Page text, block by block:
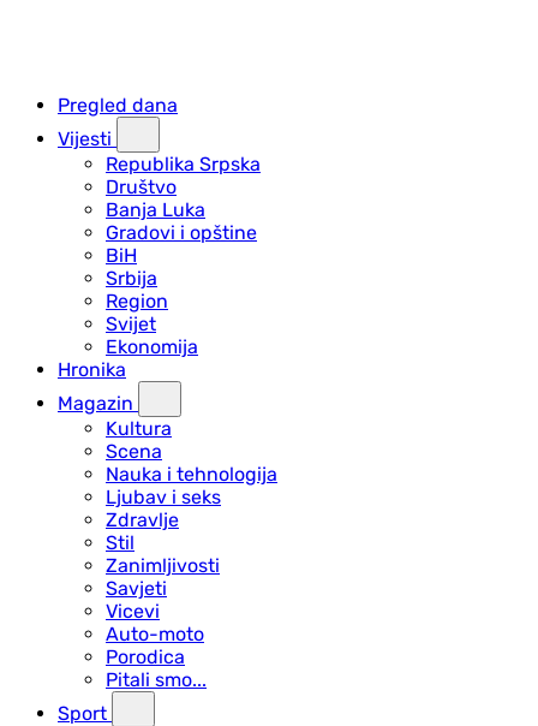
Pregled dana
Vijesti
Republika Srpska
Društvo
Banja Luka
Gradovi i opštine
BiH
Srbija
Region
Svijet
Ekonomija
Hronika
Magazin
Kultura
Scena
Nauka i tehnologija
Ljubav i seks
Zdravlje
Stil
Zanimljivosti
Savjeti
Vicevi
Auto-moto
Porodica
Pitali smo...
Sport